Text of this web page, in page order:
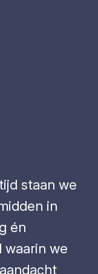
staan we
in
én
waarin we